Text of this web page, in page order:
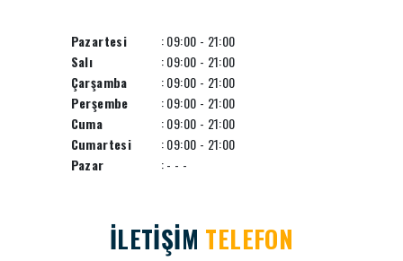
Pazartesi
: 09:00 - 21:00
Salı
: 09:00 - 21:00
Çarşamba
: 09:00 - 21:00
Perşembe
: 09:00 - 21:00
Cuma
: 09:00 - 21:00
Cumartesi
: 09:00 - 21:00
Pazar
: - - -
İLETİŞİM TELEFON